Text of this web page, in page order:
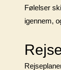
Følelser
igennem,